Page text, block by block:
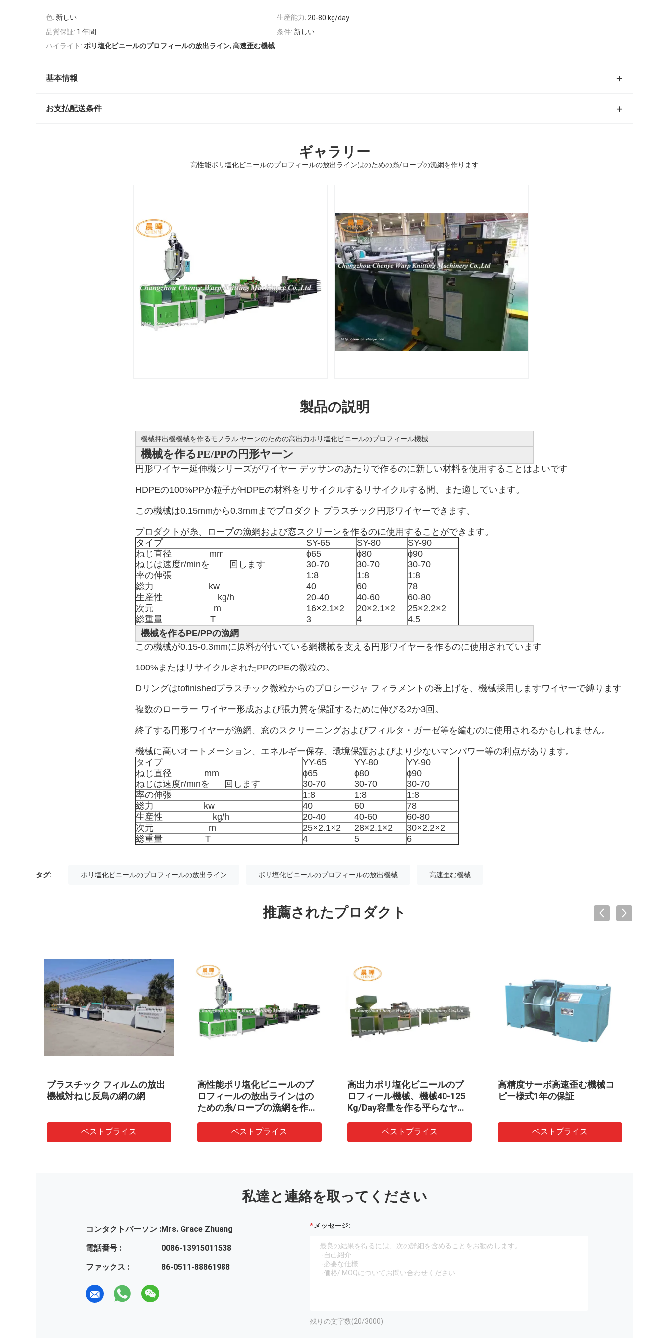
色: 新しい 生産能力: 20-80 kg/day
品質保証: 1 年間 条件: 新しい
ハイライト: ポリ塩化ビニールのプロフィールの放出ライン, 高速歪む機械
基本情報
お支払配送条件
ギャラリー
高性能ポリ塩化ビニールのプロフィールの放出ラインはのための糸/ロープの漁網を作ります
製品の説明
機械押出機機械を作るモノラル ヤーンのための高出力ポリ塩化ビニールのプロフィール機械
機械を作るPE/PPの円形ヤーン
円形ワイヤー延伸機シリーズがワイヤー デッサンのあたりで作るのに新しい材料を使用することはよいです
HDPEの100%PPか粒子がHDPEの材料をリサイクルするリサイクルする間、また適しています。
この機械は0.15mmから0.3mmまでプロダクト プラスチック円形ワイヤーできます、
プロダクトが糸、ロープの漁網および窓スクリーンを作るのに使用することができます。
タイプ
SY-65 SY-80
SY-90
ねじ直径               mm
ϕ65 ϕ80
ϕ90
ねじは速度r/minを        回します
30-70 30-70
30-70
率の伸張
1:8 1:8
1:8
総力                      kw
40 60
78
生産性                      kg/h
20-40 40-60
60-80
次元                        m
16×2.1×2 20×2.1×2
25×2.2×2
総重量                   T
3 4
4.5
機械を作るPE/PPの漁網
この機械が0.15-0.3mmに原料が付いている網機械を支える円形ワイヤーを作るのに使用されています
100%またはリサイクルされたPPのPEの微粒の。
Dリングはtofinishedプラスチック微粒からのプロシージャ フィラメントの巻上げを、機械採用しますワイヤーで縛ります
複数のローラー ワイヤー形成および張力質を保証するために伸びる2か3回。
終了する円形ワイヤーが漁網、窓のスクリーニングおよびフィルタ・ガーゼ等を編むのに使用されるかもしれません。
機械に高いオートメーション、エネルギー保存、環境保護およびより少ないマンパワー等の利点があります。
タイプ
YY-65 YY-80
YY-90
ねじ直径             mm
ϕ65 ϕ80
ϕ90
ねじは速度r/minを      回します
30-70 30-70
30-70
率の伸張
1:8 1:8
1:8
総力                    kw
40 60
78
生産性                    kg/h
20-40 40-60
60-80
次元                      m
25×2.1×2 28×2.1×2
30×2.2×2
総重量                 T
4 5 6
タグ: ポリ塩化ビニールのプロフィールの放出ライン ポリ塩化ビニールのプロフィールの放出機械 高速歪む機械
推薦されたプロダクト
プラスチック フィルムの放出
機械対ねじ反鳥の網の網
ベストプライス
高性能ポリ塩化ビニールのプ
ロフィールの放出ラインはの
ための糸/ロープの漁網を作り
ベストプライス
高出力ポリ塩化ビニールのプ
ロフィール機械、機械40-125
Kg/Day容量を作る平らなヤー
ベストプライス
高精度サーボ高速歪む機械コ
ピー様式1年の保証
ベストプライス
私達と連絡を取ってください
コンタクトパーソン :Mrs. Grace Zhuang
電話番号 :
0086-13915011538
ファックス :
86-0511-88861988
メッセージ:
残りの文字数(20/3000)